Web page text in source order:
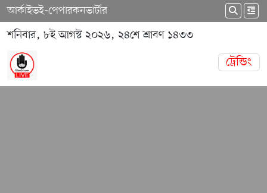
আর্কাইভই-পেপারকনভার্টার
শনিবার, ৮ই আগস্ট ২০২৬, ২৪শে শ্রাবণ ১৪৩৩
ট্রেন্ডিং